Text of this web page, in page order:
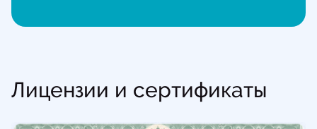
Лицензии и сертификаты